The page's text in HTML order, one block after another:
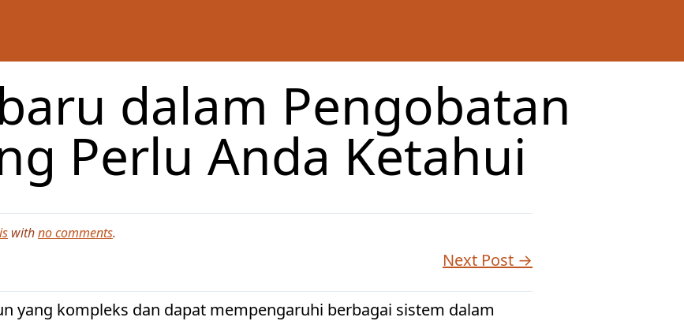
dalam Pengobatan
Perlu Anda Ketahui
withno comments.
Next Post →
yang kompleks dan dapat mempengaruhi berbagai sistem dalam